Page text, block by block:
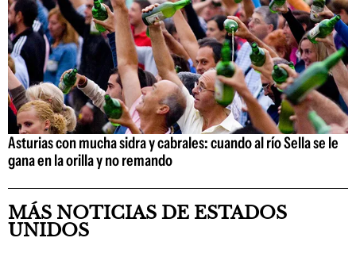
Asturias con mucha sidra y cabrales: cuando al río Sella se le
gana en la orilla y no remando
MÁS NOTICIAS DE ESTADOS
UNIDOS